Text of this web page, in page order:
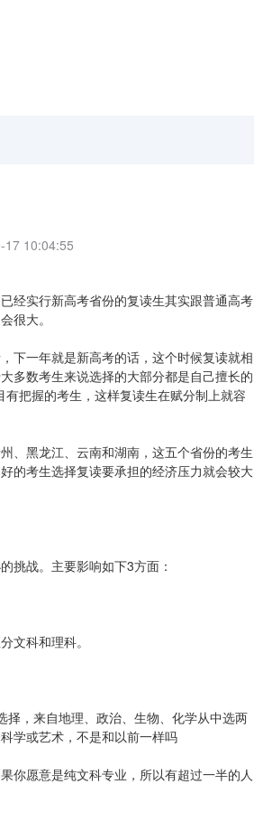
17 10:04:55
经实行新高考省份的复读生其实跟普通高考
很大。
下一年就是新高考的话，这个时候复读就相
多数考生来说选择的大部分都是自己擅长的
有把握的考生，这样复读生在赋分制上就容
、黑龙江、云南和湖南，这五个省份的考生
的考生选择复读要承担的经济压力就会较大
挑战。主要影响如下3方面：
文科和理科。
择，来自地理、政治、生物、化学从中选两
学或艺术，不是和以前一样吗
你愿意是纯文科专业，所以有超过一半的人